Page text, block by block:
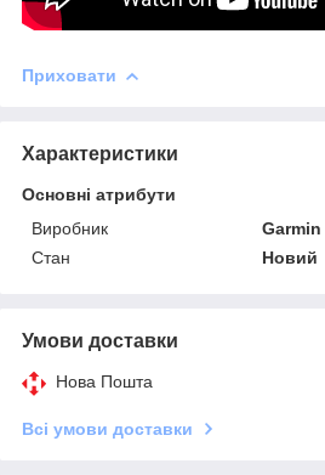
Приховати
Характеристики
Основні атрибути
Виробник
Garmin
Стан
Новий
Умови доставки
Нова Пошта
Всі умови доставки